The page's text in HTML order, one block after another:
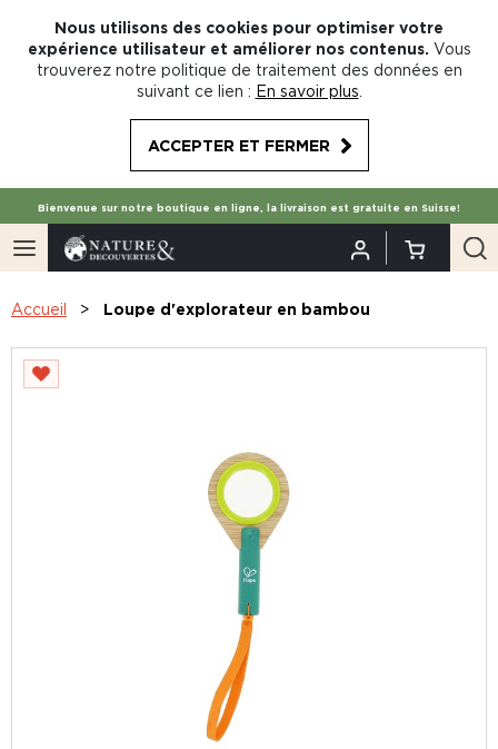
Nous utilisons des cookies pour optimiser votre
expérience utilisateur et améliorer nos contenus. Vous
trouverez notre politique de traitement des données en
suivant ce lien : En savoir plus
ACCEPTER ET FERMER
Bienvenue sur notre boutique en ligne, la livraison est gratuite en Suisse!
Accueil Loupe d'explorateur en bambou